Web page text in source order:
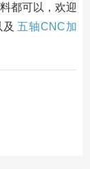
都可以，欢迎
五轴CNC加